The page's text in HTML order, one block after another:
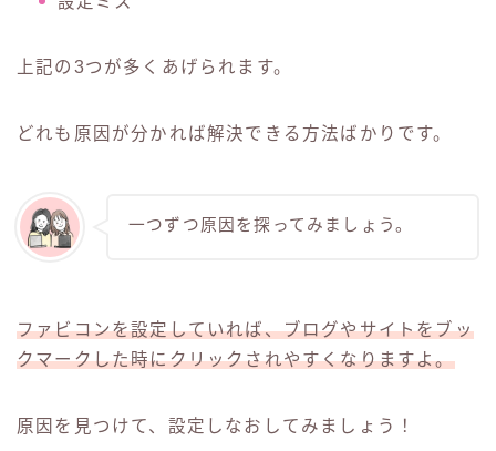
上記の3つが多くあげられます。
どれも原因が分かれば解決できる方法ばかりです。
一つずつ原因を探ってみましょう。
ファビコンを設定していれば、ブログやサイトをブッ
クマークした時にクリックされやすくなりますよ。
原因を見つけて、設定しなおしてみましょう！